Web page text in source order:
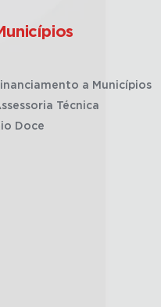
a Municípios
Técnica
Doce